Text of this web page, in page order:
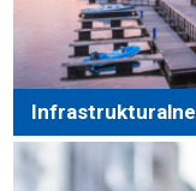
Infrastrukturalne